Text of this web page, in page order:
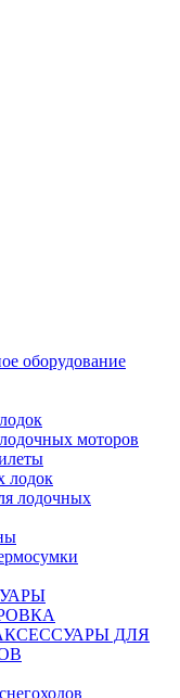
оборудование
моторов
лодок
лодочных
ДЛЯ